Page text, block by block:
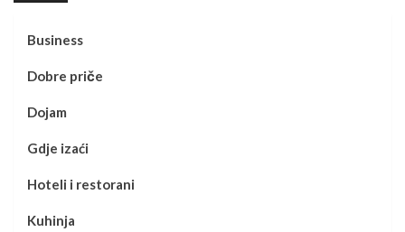
Business
Dobre priče
Dojam
Gdje izaći
Hoteli i restorani
Kuhinja